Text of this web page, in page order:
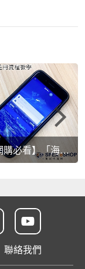
購必看】「海外
、Q&A解析~
聯絡我們